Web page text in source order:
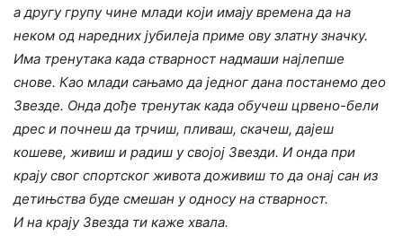
а другу групу чине млади који имају времена да на
неком од наредних јубилеја приме ову златну значку.
Има тренутака када стварност надмаши најлепше
снове. Као млади сањамо да једног дана постанемо део
Звезде. Онда дође тренутак када обучеш црвено-бели
дрес и почнеш да трчиш, пливаш, скачеш, дајеш
кошеве, живиш и радиш у својој Звезди. И онда при
крају свог спортског живота доживиш то да онај сан из
детињства буде смешан у односу на стварност.
И на крају Звезда ти каже хвала.